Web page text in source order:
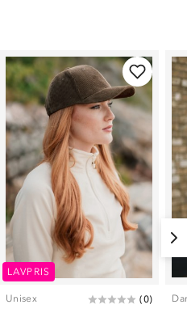
LAVPRIS
Unisex (0)